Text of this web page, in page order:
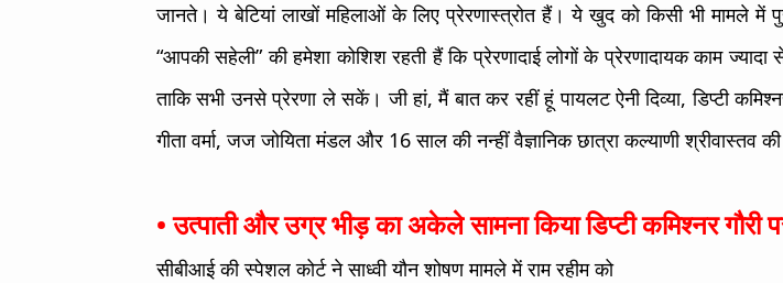
जानते। ये बेटियां लाखों महिलाओं के लिए प्रेरणास्त्रोत हैं। ये खुद को किसी भी मामले
“आपकी सहेली” की हमेशा कोशिश रहती हैं कि प्रेरणादाई लोगों के प्रेरणादायक काम ज्यादा
ताकि सभी उनसे प्रेरणा ले सकें। जी हां, मैं बात कर रहीं हूं पायलट ऐनी दिव्या, डिप्टी
गीता वर्मा, जज जोयिता मंडल और 16 साल की नन्हीं वैज्ञानिक छात्रा कल्याणी श्रीवास्तव
• उत्पाती और उग्र भीड़ का अकेले सामना किया डिप्टी कमिश्नर गौरी
सीबीआई की स्पेशल कोर्ट ने साध्वी यौन शोषण मामले में राम रहीम को